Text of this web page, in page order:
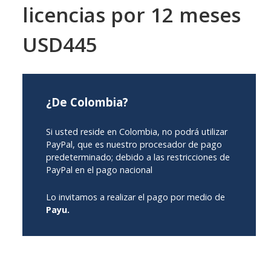
licencias por 12 meses
USD445
¿De Colombia?
Si usted reside en Colombia, no podrá utilizar
PayPal, que es nuestro procesador de pago
predeterminado; debido a las restricciones de
PayPal en el pago nacional
Lo invitamos a realizar el pago por medio de
Payu.